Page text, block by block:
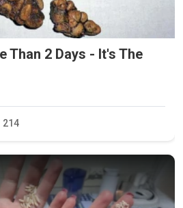
Than 2 Days - It's The
214